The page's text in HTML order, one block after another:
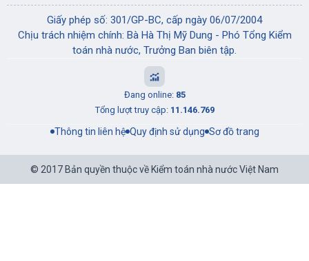
Giấy phép số: 301/GP-BC, cấp ngày 06/07/2004
Chịu trách nhiệm chính: Bà Hà Thị Mỹ Dung - Phó Tổng Kiểm
toán nhà nước, Trưởng Ban biên tập.
Đang online: 85
Tổng lượt truy cập: 11.146.769
Thông tin liên hệ Quy định sử dụng Sơ đồ trang
© 2017 Bản quyền thuộc về Kiểm toán nhà nước Việt Nam